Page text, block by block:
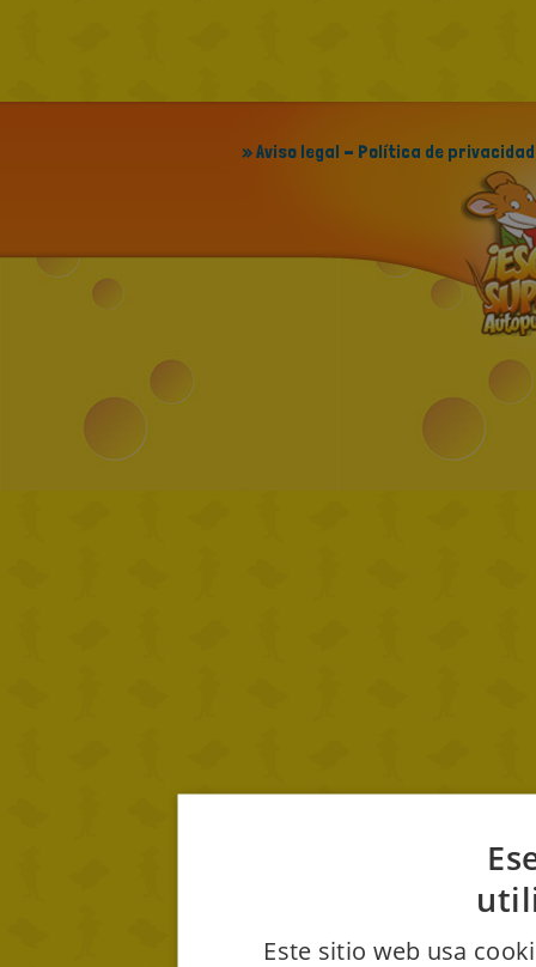
» Aviso legal - Política de privacidad
Este sitio web usa